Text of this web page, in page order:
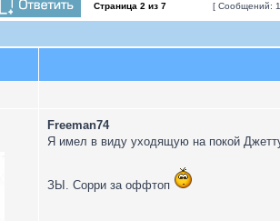
Страница 2 из 7 [ Сообщений:
Freeman74
Я имел в виду уходящую на покой
ЗЫ. Сорри за оффтоп